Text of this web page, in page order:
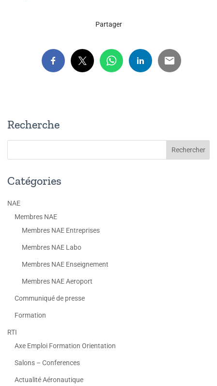
Partager
Recherche
Catégories
NAE
Membres NAE
Membres NAE Entreprises
Membres NAE Labo
Membres NAE Enseignement
Membres NAE Aeroport
Communiqué de presse
Formation
RTI
Axe Emploi Formation Orientation
Salons – Conferences
Actualité Aéronautique